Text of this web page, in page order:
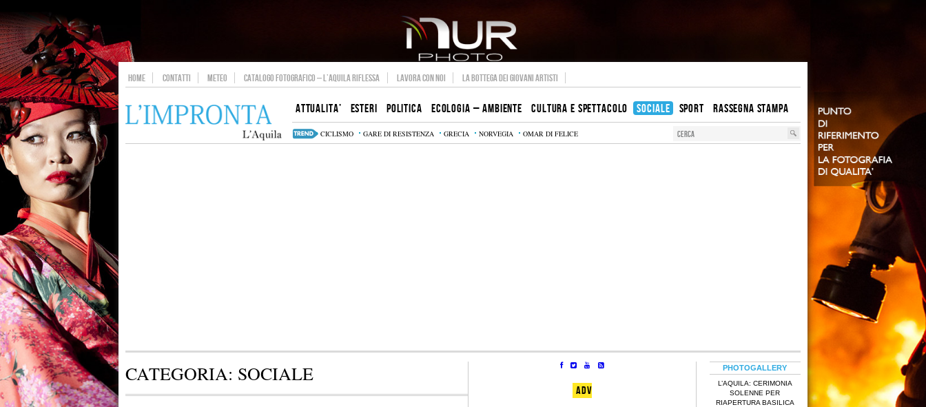
HOME CONTATTI METEO CATALOGO FOTOGRAFICO – L’AQUILA RIFLESSA LAVORA CON NOI LA BOTTEGA DEI GIOVANI ARTISTI
ATTUALITA’ ESTERI POLITICA ECOLOGIA – AMBIENTE CULTURA E SPETTACOLO SOCIALE SPORT RASSEGNA STAMPA
CICLISMO GARE DI RESISTENZA GRECIA NORVEGIA OMAR DI FELICE
CATEGORIA: SOCIALE
ADV
PHOTOGALLERY
L’AQUILA: CERIMONIA
SOLENNE PER
RIAPERTURA BASILICA